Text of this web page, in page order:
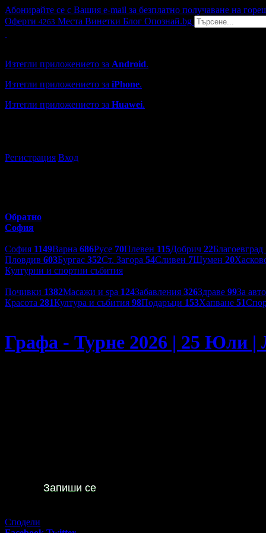
Абонирайте се с Вашия e-mail за безплатно получаване на
Оферти 4263 Места Винетки Блог Опознай.bg
Изтегли приложението за Android.
Изтегли приложението за iPhone.
Изтегли приложението за Huawei.
Регистрация Вход
Обратно
София
София 1149Варна 686Русе 70Плевен 115Добрич 22Благоевград
Пловдив 603Бургас 352Ст. Загора 54Сливен 7Шумен 20
Културни и спортни събития
Почивки 1382Масажи и spa 124Забавления 326Здраве 99За
Красота 281Култура и събития 98Подаръци 153Хапване 51
Графа - Турне 2026 | 25 Юли |
Запиши се
Сподели